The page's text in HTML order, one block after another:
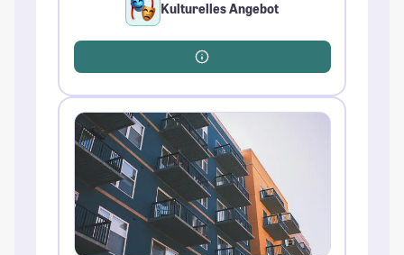
Kulturelles Angebot